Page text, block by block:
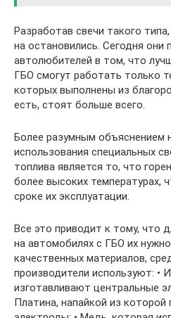
Разработав свечи такого
на остановились. Сегодня
автолюбителей в том, что
ГБО смогут работать только
которых выполнены из
есть, стоят больше всего.
Более разумным объяснением
использования специальных
топлива является то, что
более высоких температурах,
сроке их эксплуатации.
Все это приводит к тому, что
на автомобилях с ГБО их
качественных материалов,
производители используют: •
изготавливают центральные
Платина, напайкой из